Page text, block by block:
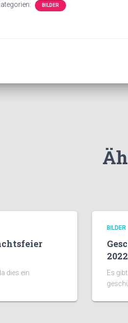
BILDER
dies ein
BILDER
2022
Es